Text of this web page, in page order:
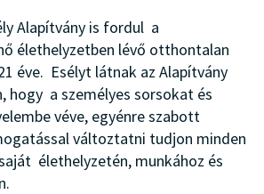
Alapítvány is fordul a
élethelyzetben lévő otthontalan
éve. Esélyt látnak az Alapítvány
hogy a személyes sorsokat és
véve, egyénre szabott
változtatni tudjon minden
élethelyzetén, munkához és